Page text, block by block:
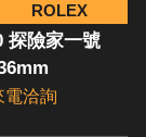
ROLEX
探險家一號
電洽詢